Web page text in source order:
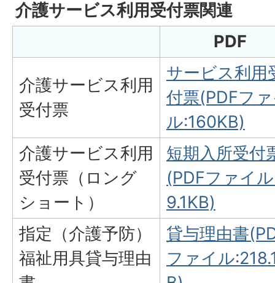
介護サービス利用受付票関連
PDF
介護サービス利用
受付票
サービス利用
付票(PDFフ
ル:160KB)
介護サービス利用
受付票（ロング
ショート）
短期入所受付
(PDFファイ
9.1KB)
指定（介護予防）
福祉用具貸与理由
貸与理由書
ファイル